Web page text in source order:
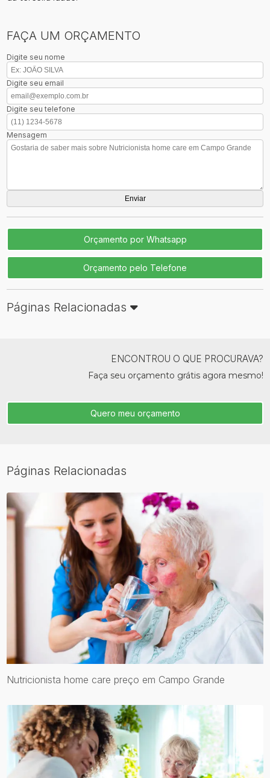
FAÇA UM ORÇAMENTO
Digite seu nome
Digite seu email
Digite seu telefone
Mensagem
Orçamento por Whatsapp
Orçamento pelo Telefone
Páginas Relacionadas
ENCONTROU O QUE PROCURAVA?
Faça seu orçamento grátis agora mesmo!
Quero meu orçamento
Páginas Relacionadas
Nutricionista home care preço em Campo Grande